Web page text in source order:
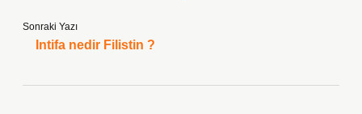
Sonraki Yazı
Intifa nedir Filistin ?